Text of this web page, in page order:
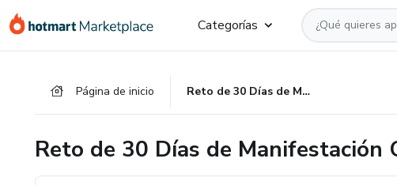
Categorías
Página de inicio Reto de 30 Días de Manifestación Consciente 741
Reto de 30 Días de Manifestación